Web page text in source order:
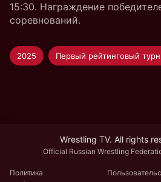
15:30. Награждение
соревнований.
2025
Wrestling TV. All rights
Official Russian Wrestling
Политика